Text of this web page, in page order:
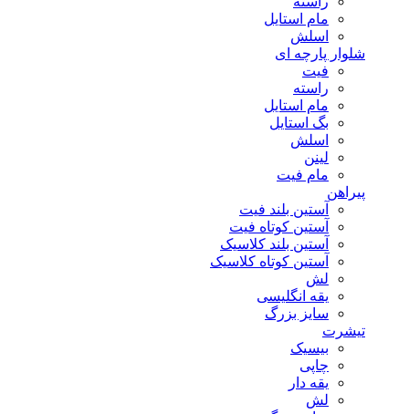
مام استایل
اسلش
شلوار پارچه ای
فیت
راسته
مام استایل
بگ استایل
اسلش
لینن
مام فیت
پیراهن
آستین بلند فیت
آستین کوتاه فیت
آستین بلند کلاسیک
آستین کوتاه کلاسیک
لش
یقه انگلیسی
سایز بزرگ
تیشرت
بیسیک
چاپی
یقه دار
لش